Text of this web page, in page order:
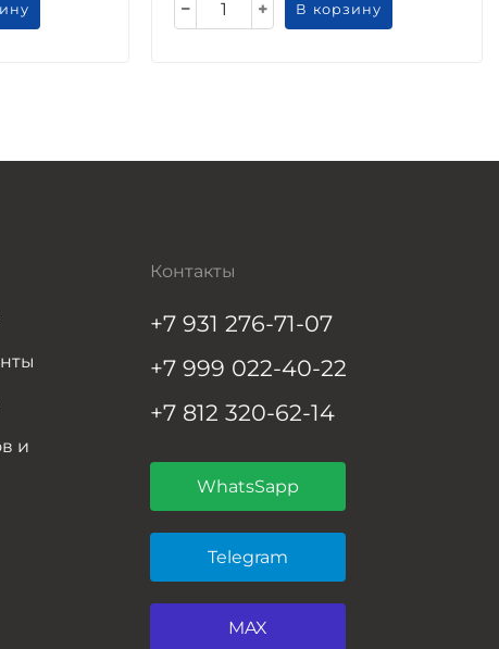
В корзину
и
Контакты
+7 931 276-71-07
+7 999 022-40-22
+7 812 320-62-14
WhatsSapp
Telegram
MAX